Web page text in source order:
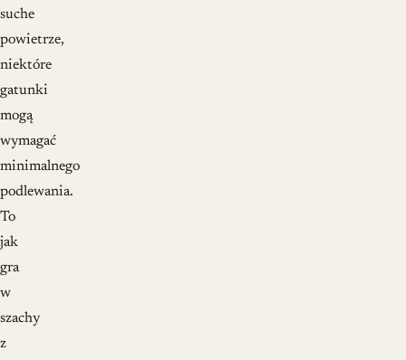
suche
powietrze,
niektóre
gatunki
mogą
wymagać
minimalnego
podlewania.
To
jak
gra
w
szachy
z